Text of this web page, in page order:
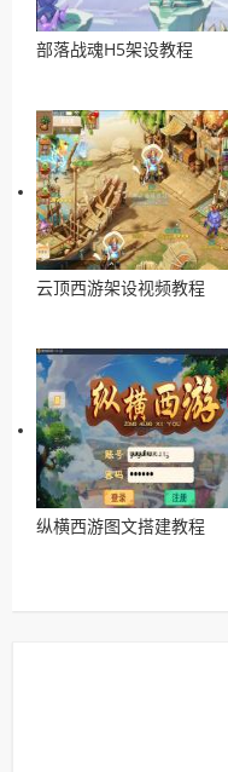
部落战魂H5架设教程
云顶西游架设视频教程
纵横西游图文搭建教程